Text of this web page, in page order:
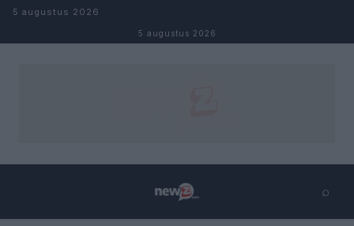
Naar inhoud
5 augustus 2026
5 augustus 2026
⌕